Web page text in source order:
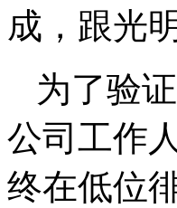
成，跟光
为了验
公司工作
终在低位